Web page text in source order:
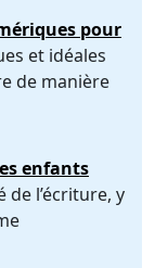
pour
et idéales
de manière
enfants
l’écriture, y